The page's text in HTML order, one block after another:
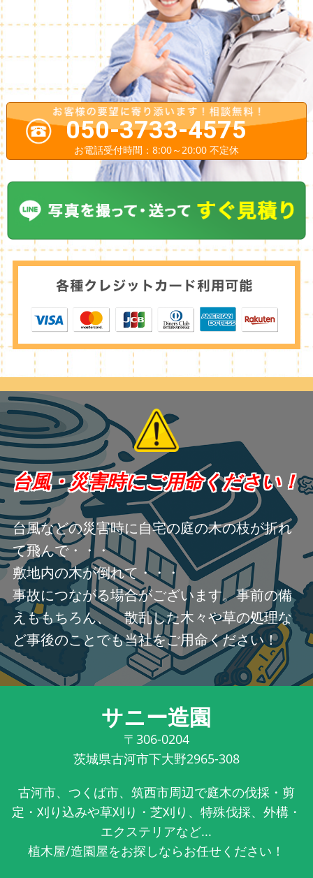
050-3733-4575
お電話受付時間：8:00～20:00 不定休
台風・災害時にご用命ください！
台風などの災害時に自宅の庭の木の枝が折れ
て飛んで・・・
敷地内の木が倒れて・・・
事故につながる場合がございます。事前の備
えももちろん、 散乱した木々や草の処理な
ど事後のことでも当社をご用命ください！
サニー造園
〒306-0204
茨城県古河市下大野2965-308
古河市、つくば市、筑西市周辺で庭木の伐採・剪
定・刈り込みや草刈り・芝刈り、特殊伐採、外構・
エクステリアなど...
植木屋/造園屋をお探しならお任せください！